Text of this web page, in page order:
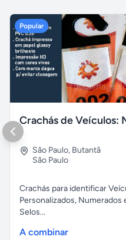
Popular
São Paulo, Butantâ
São Paulo
Crachás para identificar
Personalizados, Numerados
Selos...
A combinar